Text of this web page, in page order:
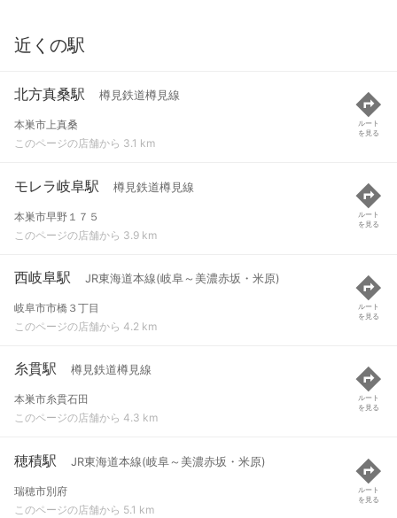
近くの駅
北方真桑駅 樽見鉄道樽見線
本巣市上真桑
このページの店舗から 3.1 km
ルート
を見る
モレラ岐阜駅 樽見鉄道樽見線
本巣市早野１７５
このページの店舗から 3.9 km
ルート
を見る
西岐阜駅 JR東海道本線(岐阜～美濃赤坂・米原)
岐阜市市橋３丁目
このページの店舗から 4.2 km
ルート
を見る
糸貫駅 樽見鉄道樽見線
本巣市糸貫石田
このページの店舗から 4.3 km
ルート
を見る
穂積駅 JR東海道本線(岐阜～美濃赤坂・米原)
瑞穂市別府
このページの店舗から 5.1 km
ルート
を見る